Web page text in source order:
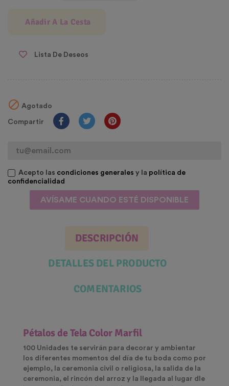
Añadir A La Cesta
Lista De Deseos
 Agotado
Compartir
Acepto las condiciones generales y la política de
confidencialidad
AVÍSAME CUANDO ESTÉ DISPONIBLE
DESCRIPCIÓN
DETALLES DEL PRODUCTO
COMENTARIOS
Pétalos de Tela Color Marfil
100 Unidades te servirán para decorar y ambientar
los diferentes momentos del día de tu boda como por
ejemplo, la ceremonia civil o religiosa, la salida de la
ceremonia, el rincón del arroz y la llegada al lugar dle